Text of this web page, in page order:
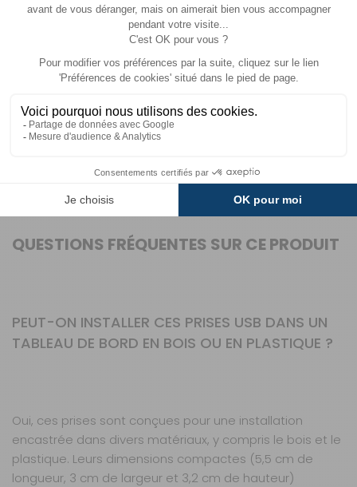
compromis sur la qualité.
HABA est une marque reconnue pour ses solutions
d’équipement électrique et d’accessoires dédiés aux
véhicules de loisirs. Spécialisée dans les produits
adaptées aux besoins des camping-caristes et
caravaniers, alliant simplicité d’installation et durabilité.
tout en répondant aux exigences des utilisateurs les
plus exigeants.
QUESTIONS FRÉQUENTES SUR CE PRODUIT
PEUT-ON INSTALLER CES PRISES USB DANS UN
TABLEAU DE BORD EN BOIS OU EN PLASTIQUE ?
Oui, ces prises sont conçues pour une installation
encastrée dans divers matériaux, y compris le bois et le
plastique. Leurs dimensions compactes (5,5 cm de
longueur, 3 cm de largeur et 3,2 cm de hauteur)